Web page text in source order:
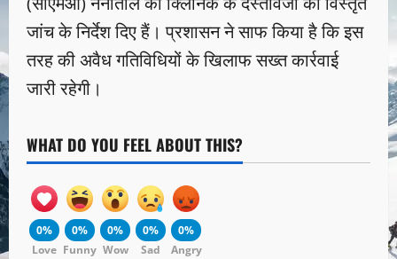
जांच के निर्देश दिए हैं। प्रशासन ने साफ किया है कि इस
तरह की अवैध गतिविधियों के खिलाफ सख्त कार्रवाई
जारी रहेगी।
WHAT DO YOU FEEL ABOUT THIS?
0%
Love
0%
Funny
0%
Wow
0%
Sad
0%
Angry